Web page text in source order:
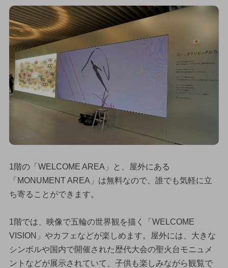
1階の「WELCOME AREA」と、屋外にある
「MONUMENT AREA」は無料なので、誰でも気軽に立
ち寄ることができます。
1階では、映像で五輪の世界観を描く「WELCOME
VISION」やカフェなどが楽しめます。屋外には、大きな
シンボルや国内で開催された歴代大会の聖火台モニュメ
ントなどが展示されていて、子供も楽しみながら観覧で